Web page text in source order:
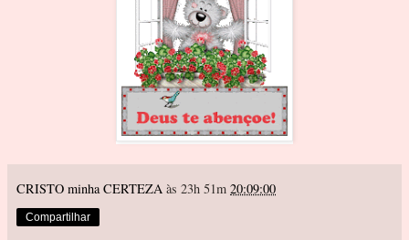
CRISTO minha CERTEZA às 23h 51m 20:09:00
Compartilhar